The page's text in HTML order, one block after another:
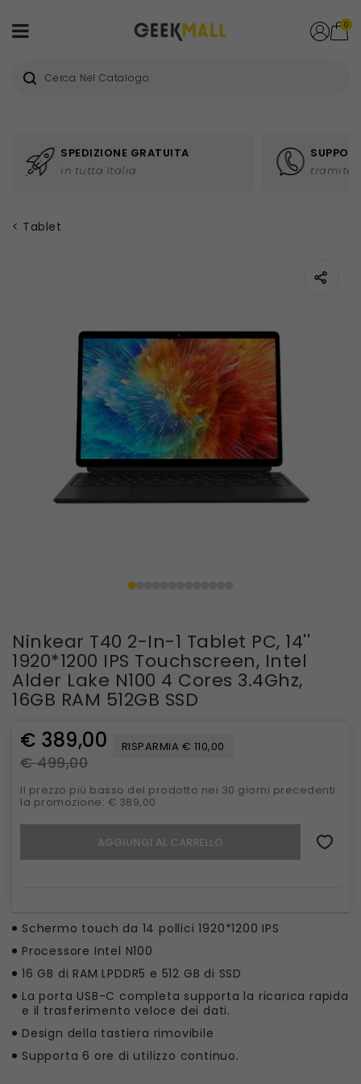
0
SPEDIZIONE GRATUITA
in tutta Italia tramite
Tablet
Ninkear T40 2-In-1 Tablet PC, 14''
1920*1200 IPS Touchscreen, Intel
Alder Lake N100 4 Cores 3.4Ghz,
16GB RAM 512GB SSD
€ 389,00
€ 499,00
RISPARMIA € 110,00
Il prezzo più basso del prodotto nei 30 giorni precedenti
la promozione: € 389,00
AGGIUNGI AL CARRELLO
Schermo touch da 14 pollici 1920*1200 IPS
Processore Intel N100
16 GB di RAM LPDDR5 e 512 GB di SSD
La porta USB-C completa supporta la ricarica rapida
e il trasferimento veloce dei dati.
Design della tastiera rimovibile
Supporta 6 ore di utilizzo continuo.